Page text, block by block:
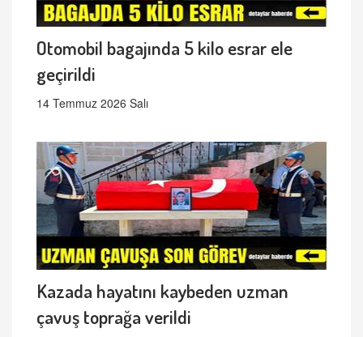
Otomobil bagajında 5 kilo esrar ele
geçirildi
14 Temmuz 2026 Salı
Kazada hayatını kaybeden uzman
çavuş toprağa verildi